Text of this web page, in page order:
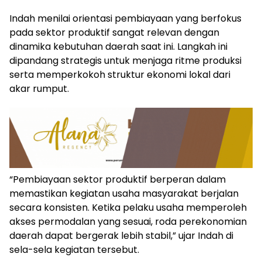
Indah menilai orientasi pembiayaan yang berfokus
pada sektor produktif sangat relevan dengan
dinamika kebutuhan daerah saat ini. Langkah ini
dipandang strategis untuk menjaga ritme produksi
serta memperkokoh struktur ekonomi lokal dari
akar rumput.
“Pembiayaan sektor produktif berperan dalam
memastikan kegiatan usaha masyarakat berjalan
secara konsisten. Ketika pelaku usaha memperoleh
akses permodalan yang sesuai, roda perekonomian
daerah dapat bergerak lebih stabil,” ujar Indah di
sela-sela kegiatan tersebut.